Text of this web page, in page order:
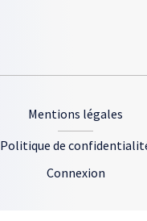
Mentions légales
Politique de
Connexion